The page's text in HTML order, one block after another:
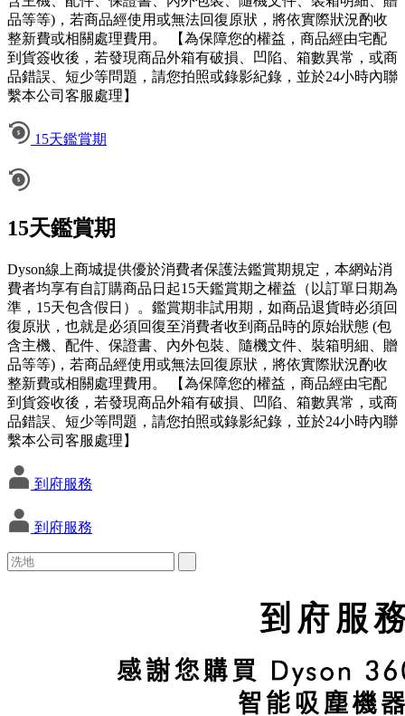
品等等)，若商品經使用或無法回復原狀，將依實際狀況酌收
整新費或相關處理費用。 【為保障您的權益，商品經由宅配
到貨簽收後，若發現商品外箱有破損、凹陷、箱數異常，或商
品錯誤、短少等問題，請您拍照或錄影紀錄，並於24小時內聯
繫本公司客服處理】
15天鑑賞期
15天鑑賞期
Dyson線上商城提供優於消費者保護法鑑賞期規定，本網站消
費者均享有自訂購商品日起15天鑑賞期之權益（以訂單日期為
準，15天包含假日）。鑑賞期非試用期，如商品退貨時必須回
復原狀，也就是必須回復至消費者收到商品時的原始狀態 (包
含主機、配件、保證書、內外包裝、隨機文件、裝箱明細、贈
品等等)，若商品經使用或無法回復原狀，將依實際狀況酌收
整新費或相關處理費用。 【為保障您的權益，商品經由宅配
到貨簽收後，若發現商品外箱有破損、凹陷、箱數異常，或商
品錯誤、短少等問題，請您拍照或錄影紀錄，並於24小時內聯
繫本公司客服處理】
到府服務
到府服務